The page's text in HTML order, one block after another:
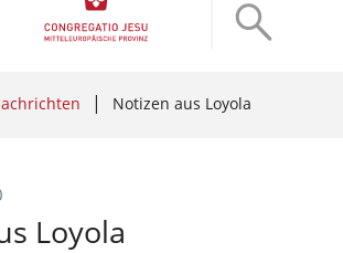
Notizen aus Loyola
Loyola